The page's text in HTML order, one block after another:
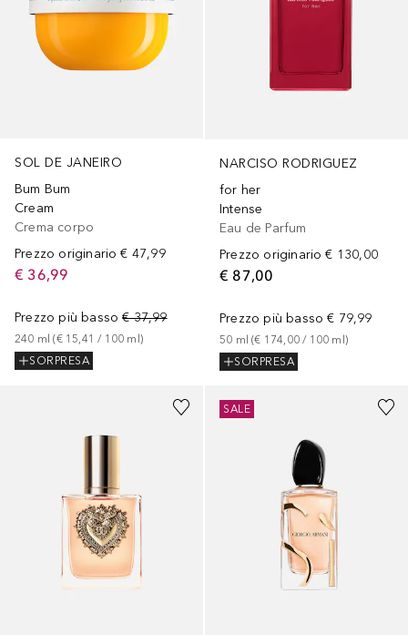
SOL DE JANEIRO
Bum Bum
Cream
Crema corpo
Prezzo originario € 47,99
€ 36,99
Prezzo più basso € 37,99
240 ml (€ 15,41 / 100 ml )
SORPRESA
NARCISO RODRIGUEZ
for her
Intense
Eau de Parfum
Prezzo originario € 130,00
€ 87,00
Prezzo più basso € 79,99
50 ml (€ 174,00 / 100 ml)
SORPRESA
SALE